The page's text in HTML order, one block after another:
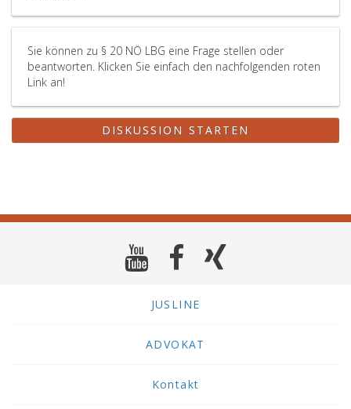
Sie können zu § 20 NÖ LBG eine Frage stellen oder
beantworten. Klicken Sie einfach den nachfolgenden roten
Link an!
DISKUSSION STARTEN
JUSLINE
ADVOKAT
Kontakt